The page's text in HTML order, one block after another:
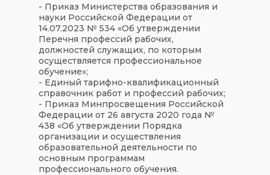
- Приказ Министерства образования и
науки Российской Федерации от
14.07.2023 № 534 «Об утверждении
Перечня профессий рабочих,
должностей служащих, по которым
осуществляется профессиональное
обучение»;
- Единый тарифно-квалификационный
справочник работ и профессий рабочих;
- Приказ Минпросвещения Российской
Федерации от 26 августа 2020 года №
438 «Об утверждении Порядка
организации и осуществления
образовательной деятельности по
основным программам
профессионального обучения.